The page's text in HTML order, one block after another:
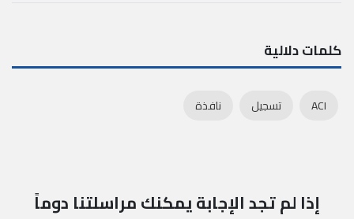
كلمات دلالية
ACI تسجيل نافذة
إذا لم تجد الإجابة يمكنك مراسلتنا دوماً